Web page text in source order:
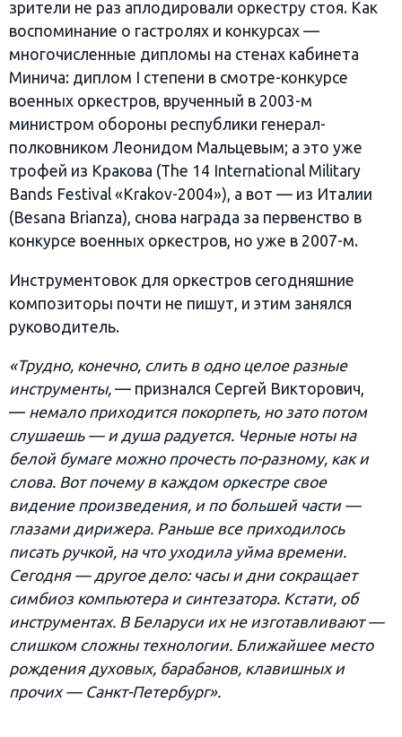
зрители не раз аплодировали оркестру стоя. Как
воспоминание о гастролях и конкурсах —
многочисленные дипломы на стенах кабинета
Минича: диплом I степени в смотре-конкурсе
военных оркестров, врученный в 2003-м
министром обороны республики генерал-
полковником Леонидом Мальцевым; а это уже
трофей из Кракова (The 14 International Military
Bands Festival «Krakov-2004»), а вот — из Италии
(Besana Brianza), снова награда за первенство в
конкурсе военных оркестров, но уже в 2007-м.
Инструментовок для оркестров сегодняшние
композиторы почти не пишут, и этим занялся
руководитель.
«Трудно, конечно, слить в одно целое разные
инструменты, — признался Сергей Викторович,
— немало приходится покорпеть, но зато потом
слушаешь — и душа радуется. Черные ноты на
белой бумаге можно прочесть по-разному, как и
слова. Вот почему в каждом оркестре свое
видение произведения, и по большей части —
глазами дирижера. Раньше все приходилось
писать ручкой, на что уходила уйма времени.
Сегодня — другое дело: часы и дни сокращает
симбиоз компьютера и синтезатора. Кстати, об
инструментах. В Беларуси их не изготавливают —
слишком сложны технологии. Ближайшее место
рождения духовых, барабанов, клавишных и
прочих — Санкт-Петербург».